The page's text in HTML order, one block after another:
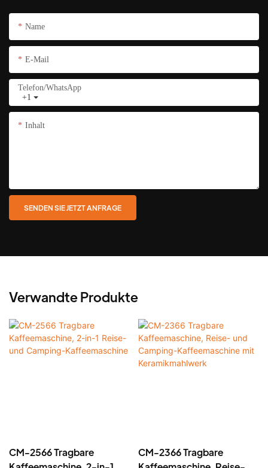
Name
E-Mail
+1
Telefon/WhatsApp
Inhalt
SENDEN SIE JETZT ANFRAGE
Verwandte Produkte
CM-2566 Tragbare
CM-2366 Tragbare